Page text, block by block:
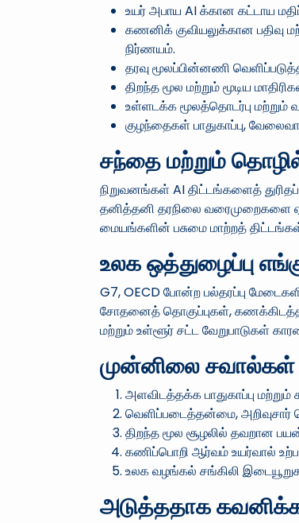
உயர் அபாய AI க்கான கட்டாய
கணனிக் குவியலுக்கான பதிவு
நிர்ணயம்.
தரவு மூலப்பின்னணி
திறந்த மூல மற்றும் மூடிய
உள்ளடக்க மூலத்தொடர்பு மற்றும்
குழந்தைகள் பாதுகாப்பு,
சந்தை மற்றும்
நிறுவனங்கள் AI திட்டங்களைத்
தனித்தனி தரநிலை வரைமுறைகளை
மையங்களின் பசுமை மாற்றத்
உலக ஒத்துழைப்பு
G7, OECD போன்ற பல்தரப்பு
சோதனைத் தொகுப்புகள்,
மற்றும் உள்ளூர் சட்ட வேறுபாடுகள்
முன்னிலை சவால்கள்
அளவிடத்தக்க பாதுகாப்பு
வெளிப்படைத்தன்மை, அறிவுசார்
திறந்த மூல சூழலில் தவறான
கணிப்பொறி ஆர்வம் உயர்வால்
உலக வழங்கல் சங்கிலி
அடுத்ததாக